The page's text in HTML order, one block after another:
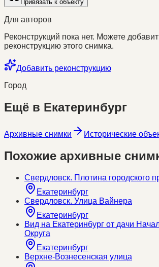
Привязать к объекту
Для авторов
Реконструкций пока нет. Можете
реконструкцию этого снимка.
Добавить реконструкцию
Город
Ещё в Екатеринбург
Архивные снимки Исторические
Похожие архивные
Свердловск. Плотина городского
Екатеринбург
Свердловск. Улица Вайнера
Екатеринбург
Вид на Екатеринбург от дачи
Округа
Екатеринбург
Верхне-Вознесенская улица